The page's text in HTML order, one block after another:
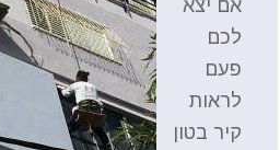
אם יצא
לכם
פעם
לראות
קיר בטון